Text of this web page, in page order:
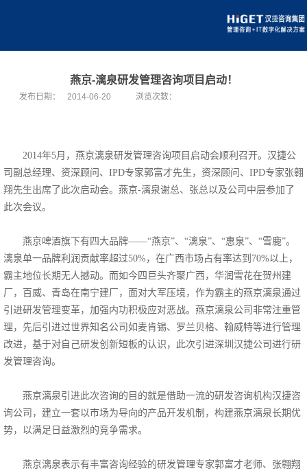
燕京-漓泉研发管理咨询项目启动！
发布日期： 2014-06-20 浏览次数：
2014年5月，燕京漓泉研发管理咨询项目启动会顺利召开。汉捷公
司副总经理、资深顾问、IPD专家郭富才先生，资深顾问、IPD专家张翱
翔先生出席了此次启动会。燕京-漓泉谢总、张总以及公司中层参加了
此次会议。
燕京啤酒旗下有四大品牌——“燕京”、“漓泉”、“惠泉”、“雪鹿”。
漓泉单一品牌利润贡献率超过50%，在广西市场占有率达到70%以上，
霸主地位长期无人撼动。而如今四巨头齐聚广西，华润雪花在贺州建
厂，百威、青岛在南宁建厂，面对大军压境，作为霸主的燕京漓泉通过
引进研发管理变革，加强内功积极应对恶战。燕京漓泉公司非常注重管
理，先后引进过世界知名公司如麦肯锡、罗兰贝格、翰威特等进行管理
改进，基于对自己研发创新短板的认识，此次引进深圳汉捷公司进行研
发管理咨询。
燕京漓泉引进此次咨询的目的就是借助一流的研发咨询机构汉捷咨
询公司，建立一套以市场为导向的产品开发机制，构建燕京漓泉长期优
势，以满足日益激烈的竞争需求。
燕京漓泉表示有丰富咨询经验的研发管理专家郭富才老师、张翱翔